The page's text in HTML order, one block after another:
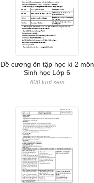
Đề cương ôn tập học kì 2 môn
Sinh học Lớp 6
600 lượt xem